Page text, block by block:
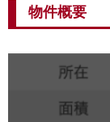
物件概要